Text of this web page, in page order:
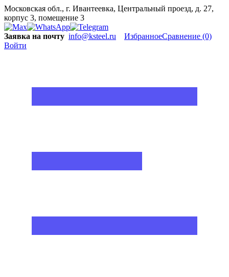
Московская обл., г. Ивантеевка, Центральный проезд, д. 27,
корпус 3, помещение 3
Заявка на почту info@ksteel.ru ИзбранноеСравнение (0)
Войти